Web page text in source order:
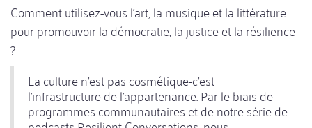
Comment utilisez-vous l'art, la musique et la littérature
pour promouvoir la démocratie, la justice et la résilience
?
La culture n'est pas cosmétique-c'est
l'infrastructure de l'appartenance. Par le biais de
programmes communautaires et de notre série de